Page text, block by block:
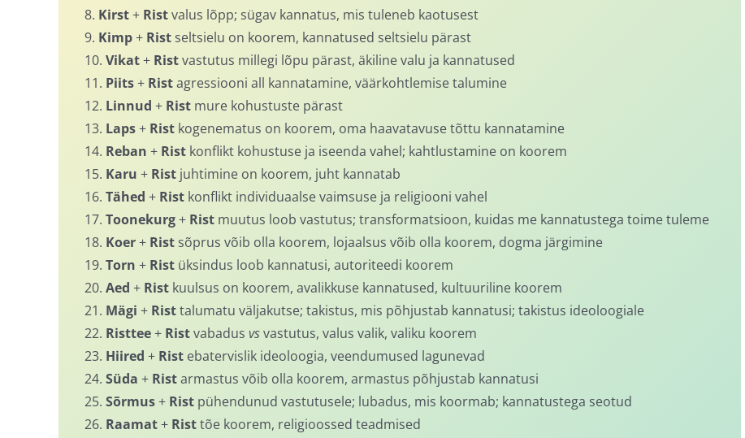
8. Kirst+ Ristvalus lõpp; sügav kannatus, mis tuleneb kaotusest
9. Kimp+ Rist seltsielu on koorem, kannatused seltsielu pärast
10. Vikat+ Ristvastutus millegi lõpu pärast, äkiline valu ja kannatused
11. Piits+ Ristagressiooni all kannatamine, väärkohtlemise talumine
12. Linnud + Rist mure kohustuste pärast
13. Laps+ Rist kogenematus on koorem, oma haavatavuse tõttu kannatamine
14. Reban + Rist konflikt kohustuse ja iseenda vahel; kahtlustamine on koorem
15. Karu + Rist juhtimine on koorem, juht kannatab
16. Tähed + Rist konflikt individuaalse vaimsuse ja religiooni vahel
17. Toonekurg+ Rist muutus loob vastutus; transformatsioon, kuidas me kannatustega toime tuleme
18. Koer+ Rist sõprus võib olla koorem, lojaalsus võib olla koorem, dogma järgimine
19. Torn + Rist üksindus loob kannatusi, autoriteedi koorem
20. Aed + Rist kuulsus on koorem, avalikkuse kannatused, kultuuriline koorem
21. Mägi + Risttalumatu väljakutse; takistus, mis põhjustab kannatusi; takistus ideoloogiale
22. Risttee+ Ristvabadus vsvastutus, valus valik, valiku koorem
23. Hiired + Rist ebatervislik ideoloogia, veendumused lagunevad
24. Süda + Ristarmastus võib olla koorem, armastus põhjustab kannatusi
25. Sõrmus+ Rist pühendunud vastutusele; lubadus, mis koormab; kannatustega seotud
26. Raamat+ Risttõe koorem, religioossed teadmised